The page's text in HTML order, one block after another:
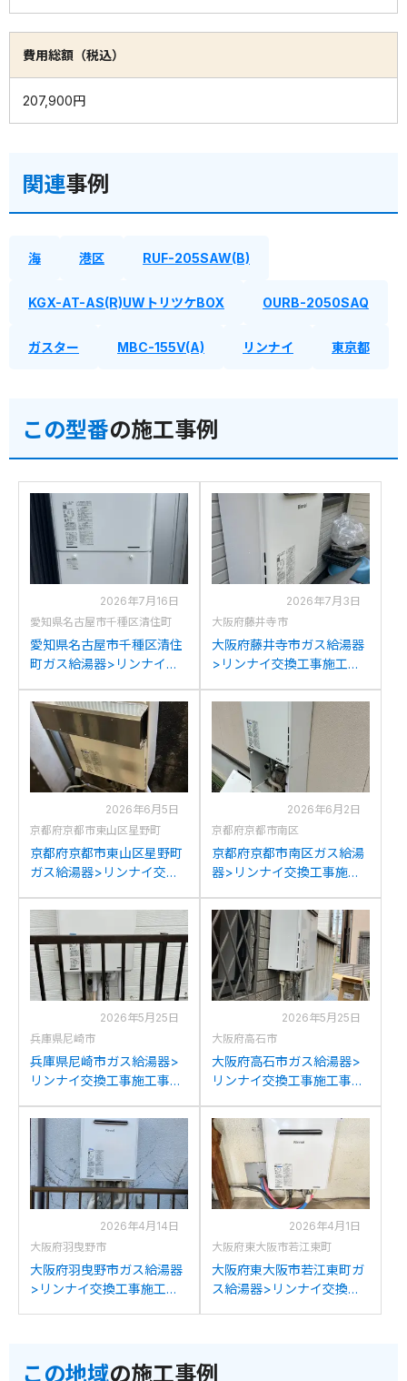
費用総額（税込）
207,900円
関連事例
海 港区 RUF-205SAW(B)
KGX-AT-AS(R)UWトリツケBOX OURB-2050SAQ
ガスター MBC-155V(A) リンナイ 東京都
この型番の施工事例
2026年7月16日
愛知県名古屋市千種区清住町
愛知県名古屋市千種区清住
町ガス給湯器>リンナイ交
RUF-A2400SAWからリン
ナイRUF-205SAW(B)への
交換
2026年7月3日
大阪府藤井寺市
大阪府藤井寺市ガス給湯器
>リンナイ交換工事施工事
A2000AW(A)からリンナイ
RUF-205SAW(B)への交換
2026年6月5日
京都府京都市東山区星野町
京都府京都市東山区星野町
ガス給湯器>リンナイ交換
YRUF-A2000SAWからリン
ナイRUF-205SAW(B)への
交換
2026年6月2日
京都府京都市南区
京都府京都市南区ガス給湯
器>リンナイ交換工事施工
V2401SAW-1Jからリンナイ
RUF-205SAW(B)への交換
2026年5月25日
兵庫県尼崎市
兵庫県尼崎市ガス給湯器>
リンナイ交換工事施工事
V2401SAWからリンナイ
RUF-205SAW(B)への交換
2026年5月25日
大阪府高石市
大阪府高石市ガス給湯器>
リンナイ交換工事施工事
らリンナイRUF-
205SAW(B)への交換
2026年4月14日
大阪府羽曳野市
大阪府羽曳野市ガス給湯器
>リンナイ交換工事施工事
2026年4月1日
大阪府東大阪市若江東町
大阪府東大阪市若江東町ガ
ス給湯器>リンナイ交換工
この地域の施工事例